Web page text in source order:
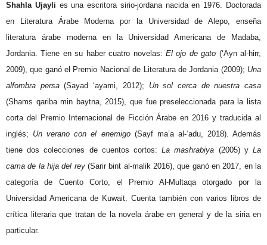
Shahla Ujayli es una escritora sirio-jordana nacida en 1976. Doctorada
en Literatura Árabe Moderna por la Universidad de Alepo, enseña
literatura árabe moderna en la Universidad Americana de Madaba,
Jordania. Tiene en su haber cuatro novelas: El ojo de gato (‘Ayn al-hirr,
2009), que ganó el Premio Nacional de Literatura de Jordania (2009); Una
alfombra persa(Sayad ‘ayami, 2012); Un sol cerca de nuestra casa
(Shams qariba min baytna, 2015), que fue preseleccionada para la lista
corta del Premio Internacional de Ficción Árabe en 2016 y traducida al
inglés; Un verano con el enemigo(Sayf ma’a al-‘adu, 2018). Además
tiene dos colecciones de cuentos cortos:La mashrabiya (2005) yLa
cama de la hija del rey(Sarir bint al-malik 2016), que ganó en 2017, en la
categoría de Cuento Corto, el Premio Al-Multaqa otorgado por la
Universidad Americana de Kuwait. Cuenta también con varios libros de
crítica literaria que tratan de la novela árabe en general y de la siria en
particular.